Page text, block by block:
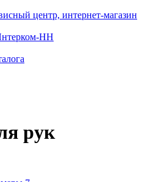
центр, интернет-магазин
НН
рук